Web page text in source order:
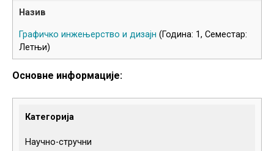
Графичко инжењерство и дизајн (Година: 1, Семестар:
Летњи)
Основне информације:
Категорија
Научно-стручни